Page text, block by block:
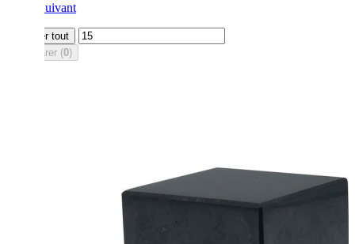
Suivant
Afficher tout
Comparer (0)